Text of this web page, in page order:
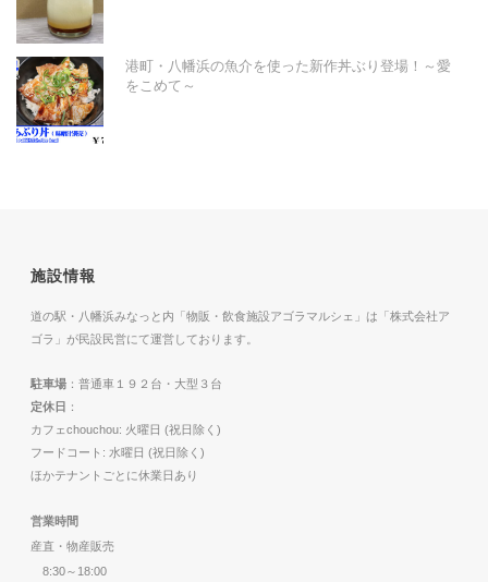
港町・八幡浜の魚介を使った新作丼ぶり登場！～愛
をこめて～
施設情報
道の駅・八幡浜みなっと内「物販・飲食施設アゴラマルシェ」は「株式会社ア
ゴラ」が民設民営にて運営しております。
駐車場 ：普通車１９２台・大型３台
定休日 ：
カフェchouchou: 火曜日 (祝日除く)
フードコート: 水曜日 (祝日除く)
ほかテナントごとに休業日あり
営業時間
産直・物産販売
8:30～18:00